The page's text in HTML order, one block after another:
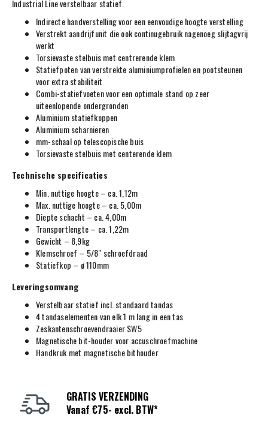
Industrial Line verstelbaar statief.
Indirecte handverstelling voor een eenvoudige hoogte verstelling
Verstrekt aandrijfunit die ook continugebruik nagenoeg slijtagvrij
werkt
Torsievaste stelbuis met centrerende klem
Statiefpoten van verstrekte aluminiumprofielen en pootsteunen
voor extra stabiliteit
Combi-statiefvoeten voor een optimale stand op zeer
uiteenlopende ondergronden
Aluminium statiefkoppen
Aluminium scharnieren
mm-schaal op telescopische buis
Torsievaste stelbuis met centerende klem
Technische specificaties
Min. nuttige hoogte – ca. 1,12m
Max. nuttige hoogte – ca. 5,00m
Diepte schacht – ca. 4,00m
Transportlengte – ca. 1,22m
Gewicht – 8,9kg
Klemschroef – 5/8″ schroefdraad
Statiefkop – ø 110mm
Leveringsomvang
Verstelbaar statief incl. standaard tandas
4 tandaselementen van elk 1 m lang in een tas
Zeskantenschroevendraaier SW5
Magnetische bit-houder voor accuschroefmachine
Handkruk met magnetische bithouder
GRATIS VERZENDING
Vanaf €75- excl. BTW*